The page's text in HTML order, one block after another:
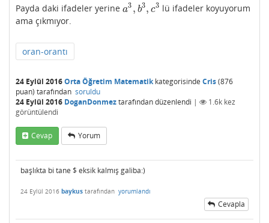
Payda daki ifadeler yerine a3 , b3, c3
a3,b3,c 3
lü ifadeler koyuyorum
ama çıkmıyor.
oran-orantı
24 Eylül 2016Orta Öğretim Matematikkategorisinde Cris(876
puan) tarafından soruldu
24 Eylül 2016 DoganDonmeztarafındandüzenlendi | 1.6k kez
görüntülendi
Cevap Yorum
başlıkta bi tane $ eksik kalmış galiba:)
24 Eylül 2016 baykus tarafından yorumlandı
Cevapla